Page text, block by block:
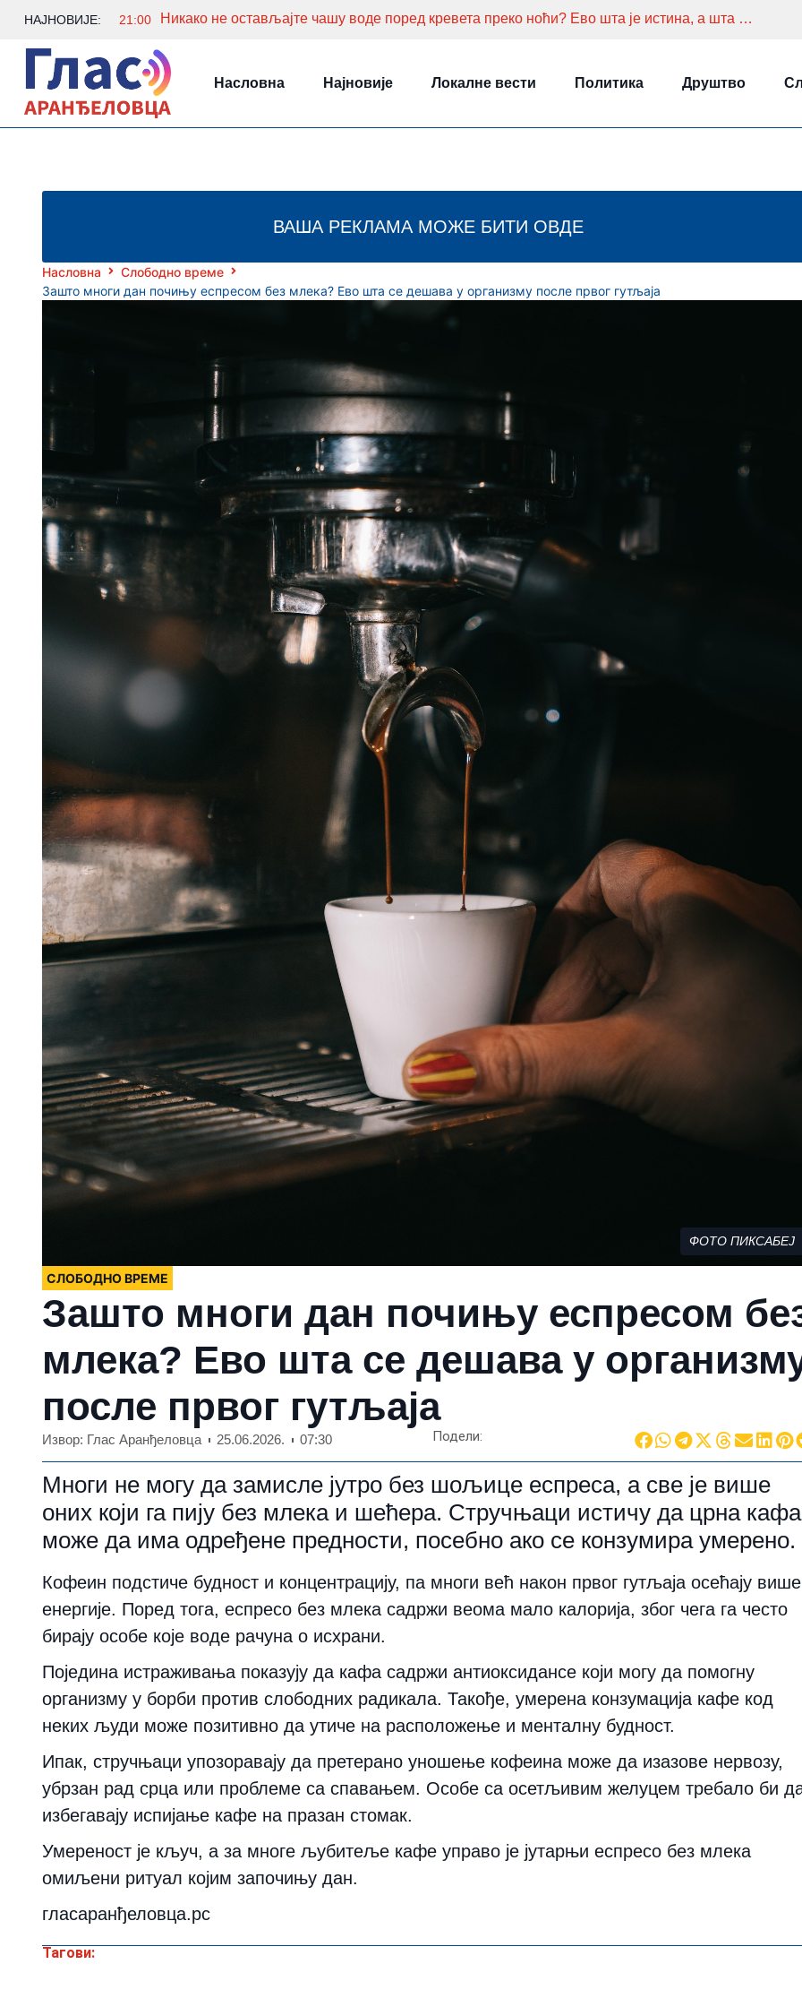
НАЈНОВИЈЕ: 21:00 Никако не остављајте чашу воде поред кревета преко ноћи? Ево шта је истина, а шта мит
Насловна Најновије Локалне вести Политика Друштво
ВАША РЕКЛАМА МОЖЕ БИТИ ОВДЕ
Насловна
Слободно време
Зашто многи дан почињу еспресом без млека? Ево шта се дешава у организму после првог гутљаја
ФОТО ПИКСАБЕЈ
СЛОБОДНО ВРЕМЕ
Зашто многи дан почињу еспресом
млека? Ево шта се дешава у
после првог гутљаја
Извор: Глас Аранђеловца 25.06.2026. 07:30 Подели:
Многи не могу да замисле јутро без шољице еспреса, а све је више
оних који га пију без млека и шећера. Стручњаци истичу да црна кафа
може да има одређене предности, посебно ако се конзумира умерено.
Кофеин подстиче будност и концентрацију, па многи већ након првог гутљаја осећају више
енергије. Поред тога, еспресо без млека садржи веома мало калорија, због чега га често
бирају особе које воде рачуна о исхрани.
Поједина истраживања показују да кафа садржи антиоксидансе који могу да помогну
организму у борби против слободних радикала. Такође, умерена конзумација кафе код
неких људи може позитивно да утиче на расположење и менталну будност.
Ипак, стручњаци упозоравају да претерано уношење кофеина може да изазове нервозу,
убрзан рад срца или проблеме са спавањем. Особе са осетљивим желуцем требало би
избегавају испијање кафе на празан стомак.
Умереност је кључ, а за многе љубитеље кафе управо је јутарњи еспресо без млека
омиљени ритуал којим започињу дан.
гласаранђеловца.рс
Тагови: